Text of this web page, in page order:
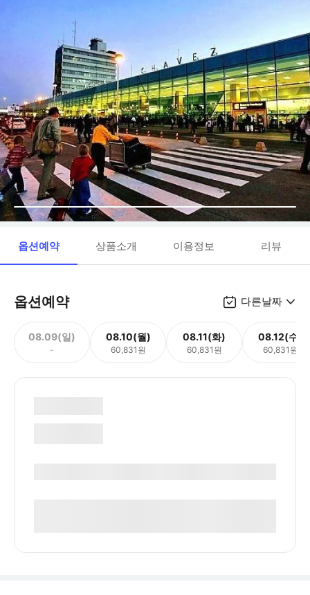
옵션예약 상품소개 이용정보 리뷰
옵션예약 다른날짜
08.09(일)
-
08.10(월)
60,831원
08.11(화)
60,831원
08.12(수)
60,831원